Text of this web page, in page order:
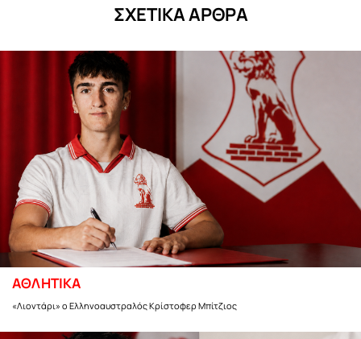
ΣΧΕΤΙΚΑ ΑΡΘΡΑ
ΑΘΛΗΤΙΚΑ
«Λιοντάρι» ο Ελληνοαυστραλός Κρίστοφερ Μπίτζιος